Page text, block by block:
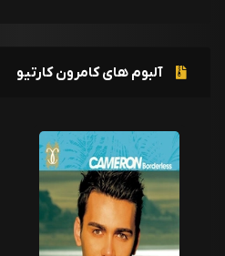
آلبوم های کامرون کارتیو